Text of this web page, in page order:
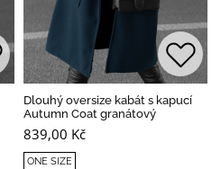
Dlouhý oversize kabát s kapucí
Autumn Coat granátový
839,00 Kč
ONE SIZE